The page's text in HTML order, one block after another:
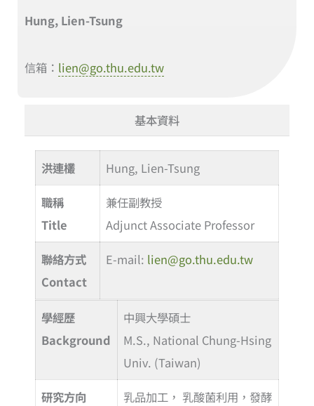
Hung, Lien-Tsung
信箱： lien@go.thu.edu.tw
基本資料
洪連欉 Hung, Lien-Tsung
職稱
Title
兼任副教授
Adjunct Associate Professor
聯絡方式
Contact
E-mail: lien@go.thu.edu.tw
學經歷
Background
中興大學碩士
M.S., National Chung-Hsing
Univ. (Taiwan)
研究方向
乳品加工， 乳酸菌利用，發酵